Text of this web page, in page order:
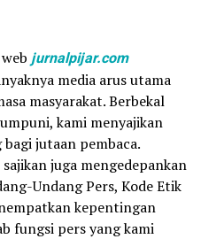
jurnalpijar.com
media arus utama
masyarakat. Berbekal
kami menyajikan
jutaan pembaca.
juga mengedepankan
Undang Pers, Kode Etik
kepentingan
fungsi pers yang kami